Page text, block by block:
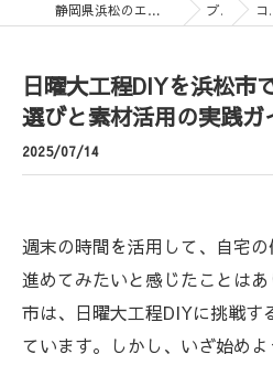
静岡県浜松のエクステリアなら有限会社エムビーズ ブログ コラム
日曜大工程DIYを浜松市
選びと素材活用の実践ガ
2025/07/14
週末の時間を活用して、自宅
進めてみたいと感じたことは
市は、日曜大工程DIYに挑戦す
ています。しかし、いざ始め